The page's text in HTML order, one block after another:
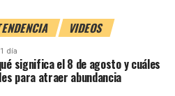
condiciones de ser presentada,
la etapa preliminar que podría
por jurado para resolver la
VIDEOS
día
significa el 8 de agosto y cuáles
para atraer abundancia